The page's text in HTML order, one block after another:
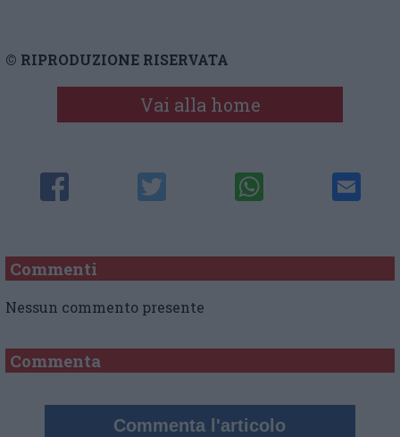
© RIPRODUZIONE RISERVATA
Vai alla home
Commenti
Nessun commento presente
Commenta
Commenta l'articolo